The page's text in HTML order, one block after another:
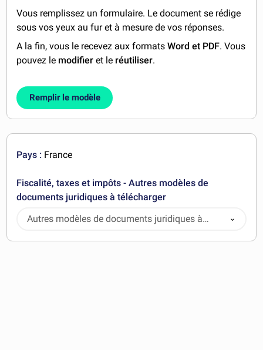
Vous remplissez un formulaire. Le document se rédige
sous vos yeux au fur et à mesure de vos réponses.
A la fin, vous le recevez aux formatsWord et PDF. Vous
pouvez le modifier et le réutiliser.
Remplir le modèle
Pays : France
Fiscalité, taxes et impôts - Autres modèles de
documents juridiques à télécharger
Autres modèles de documents juridiques à
télécharger